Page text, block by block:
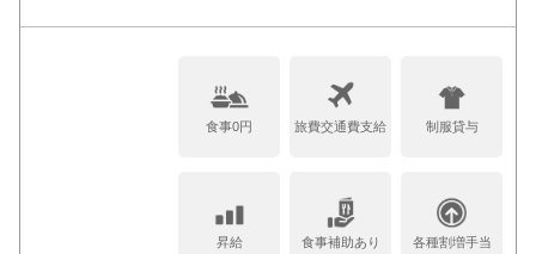
食事0円 旅費交通費支給 制服貸与
昇給 食事補助あり 各種割増手当